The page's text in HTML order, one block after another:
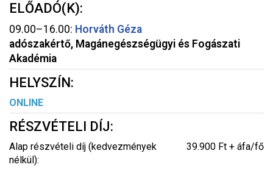
ELŐADÓ(K):
09.00–16.00: Horváth Géza
adószakértő, Magánegészségügyi és Fogászati
Akadémia
HELYSZÍN:
ONLINE
RÉSZVÉTELI DÍJ:
Alap részvételi díj (kedvezmények
nélkül):
39.900 Ft + áfa/fő